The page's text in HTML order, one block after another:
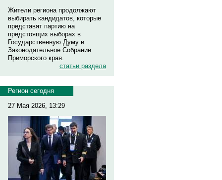
Жители региона продолжают
выбирать кандидатов, которые
представят партию на
предстоящих выборах в
Государственную Думу и
Законодательное Собрание
Приморского края.
статьи раздела
Регион сегодня
27 Мая 2026, 13:29